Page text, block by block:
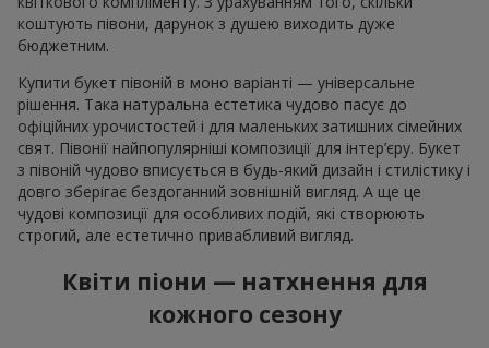
коштують півони, дарунок з душею виходить дуже
бюджетним.
Купити букет півоній в моно варіанті — універсальне
рішення. Така натуральна естетика чудово пасує до
офіційних урочистостей і для маленьких затишних сімейних
свят. Півонії найпопулярніші композиції для інтер’єру. Букет
з півоній чудово вписується в будь-який дизайн і стилістику і
довго зберігає бездоганний зовнішній вигляд. А ще це
чудові композиції для особливих подій, які створюють
строгий, але естетично привабливий вигляд.
Квіти піони — натхнення для
кожного сезону